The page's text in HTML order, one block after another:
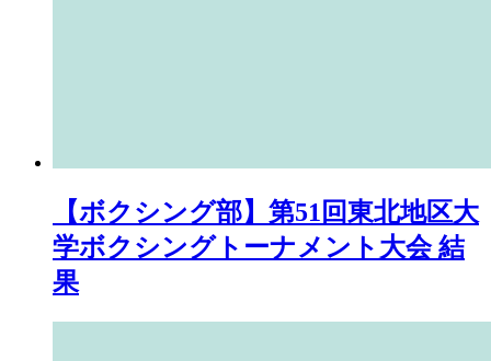
【ボクシング部】第51回東北地区大
学ボクシングトーナメント大会 結
果